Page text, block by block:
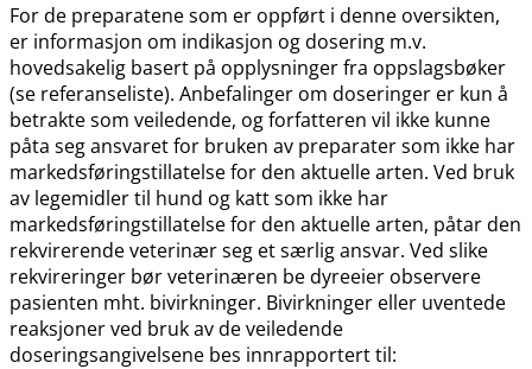
For de preparatene som er oppført i denne oversikten,
er informasjon om indikasjon og dosering m.v.
hovedsakelig basert på opplysninger fra oppslagsbøker
(se referanseliste). Anbefalinger om doseringer er kun å
betrakte som veiledende, og forfatteren vil ikke kunne
påta seg ansvaret for bruken av preparater som ikke har
markedsføringstillatelse for den aktuelle arten. Ved bruk
av legemidler til hund og katt som ikke har
markedsføringstillatelse for den aktuelle arten, påtar den
rekvirerende veterinær seg et særlig ansvar. Ved slike
rekvireringer bør veterinæren be dyreeier observere
pasienten mht. bivirkninger. Bivirkninger eller uventede
reaksjoner ved bruk av de veiledende
doseringsangivelsene bes innrapportert til: